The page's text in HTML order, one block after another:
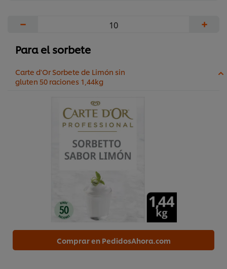
− +
Para el sorbete
Carte d'Or Sorbete de Limón sin
gluten 50 raciones 1,44kg
Comprar en PedidosAhora.com